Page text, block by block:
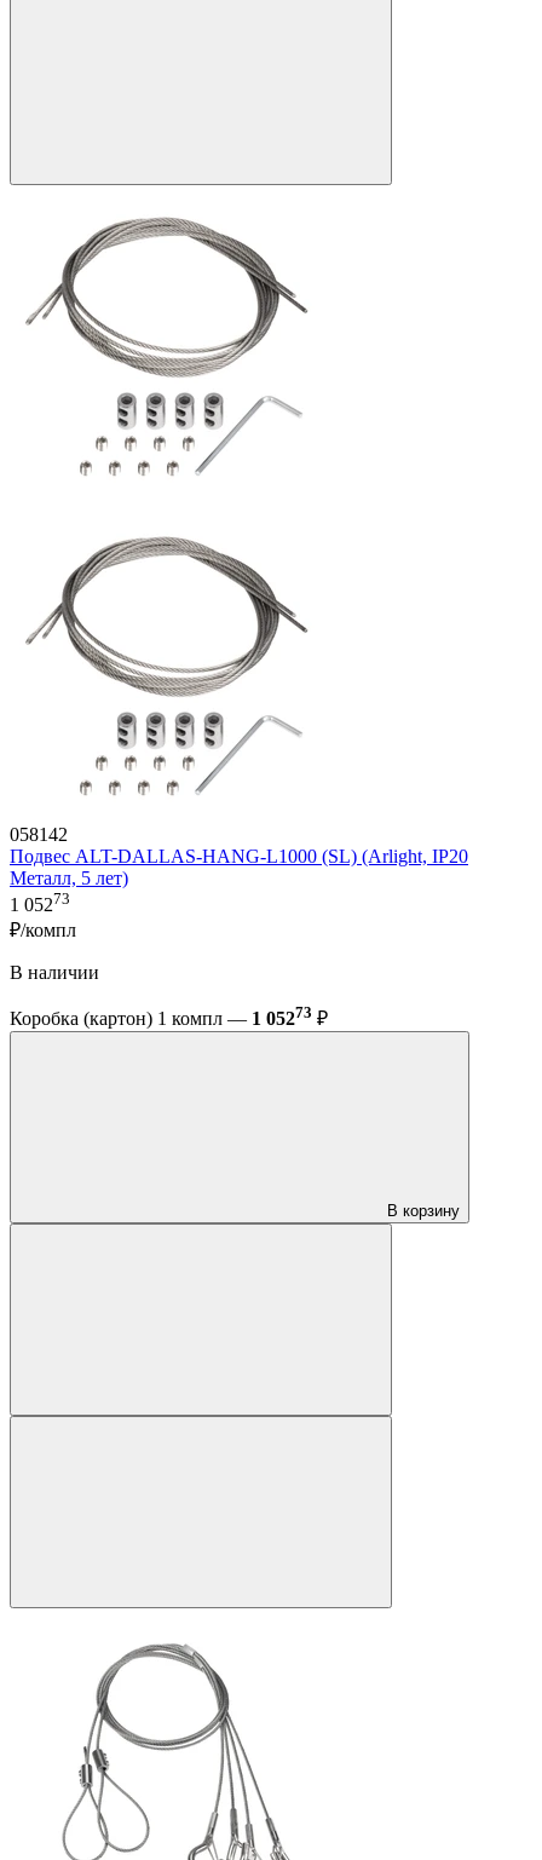
058142
Подвес ALT-DALLAS-HANG-L1000 (SL) (Arlight, IP20
Металл, 5 лет)
1 05273
₽/компл
В наличии
Коробка (картон) 1 компл — 1 05273 ₽
В корзину